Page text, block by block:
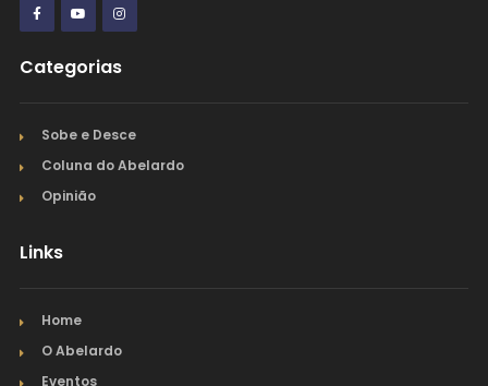
Categorias
Sobe e Desce
Coluna do Abelardo
Opinião
Links
Home
O Abelardo
Eventos